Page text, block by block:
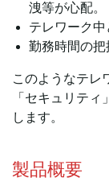
洩等が心配。
テレワーク
勤務時間の把
このようなテレ
「セキュリテ
します。
製品概要